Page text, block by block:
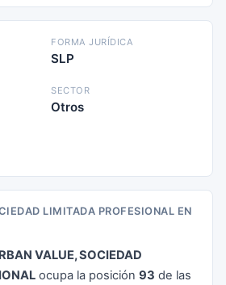
FORMA JURÍDICA
SLP
SECTOR
Otros
LIMITADA PROFESIONAL EN
VALUE, SOCIEDAD
ocupa la posición 93 de las